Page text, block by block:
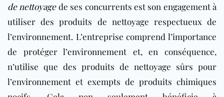
de nettoyagede ses concurrents est son engagement à
utiliser des produits de nettoyage respectueux de
l’environnement. L’entreprise comprend l’importance
de protéger l’environnement et, en conséquence,
n’utilise que des produits de nettoyage sûrs pour
l’environnement et exempts de produits chimiques